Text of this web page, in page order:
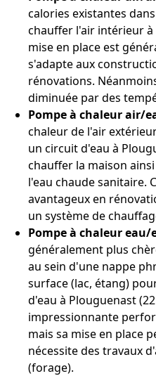
calories existantes
chauffer l'air intérieur à
mise en place est
s'adapte aux
rénovations.
diminuée par des
Pompe à chaleur air/
chaleur de l'air
un circuit d'eau à
chauffer la maison
l'eau chaude sanitaire.
avantageux en
un système de
Pompe à chaleur eau/
généralement plus
au sein d'une nappe
surface (lac, étang)
d'eau à Plouguenast
impressionnante
mais sa mise en place
nécessite des travaux
(forage).